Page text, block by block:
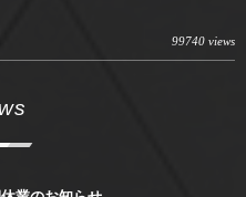
99740 views